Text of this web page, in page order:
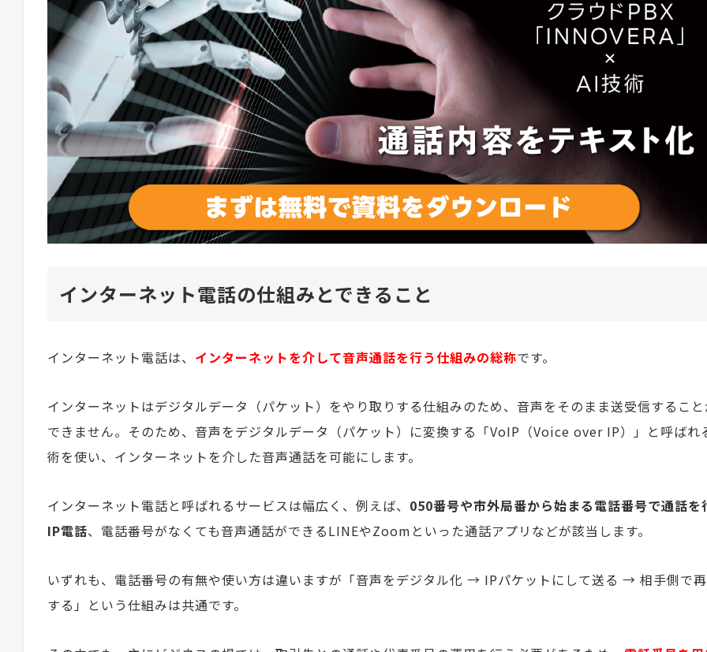
インターネット電話の仕組みとできること
インターネット電話は、 インターネットを介して音声通話を行う仕組みの総称です。
インターネットはデジタルデータ（パケット）をやり取りする仕組みのため、音声をそのまま送受信すること
できません。そのため、音声をデジタルデータ（パケット）に変換する「VoIP（Voice over IP）」と呼ばれ
術を使い、インターネットを介した音声通話を可能にします。
インターネット電話と呼ばれるサービスは幅広く、例えば、 050番号や市外局番から始まる電話番号で通話を
IP電話、電話番号がなくても音声通話ができるLINEやZoomといった通話アプリなどが該当します。
いずれも、電話番号の有無や使い方は違いますが「音声をデジタル化 → IPパケットにして送る → 相手側で
する」という仕組みは共通です。